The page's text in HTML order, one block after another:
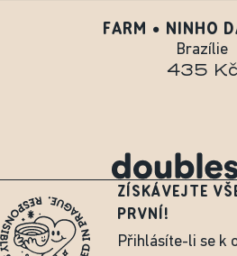
FARM • NINHO
Brazílie
435 Kč
ZÍSKÁVEJTE
PRVNÍ!
Přihlásíte-li se k